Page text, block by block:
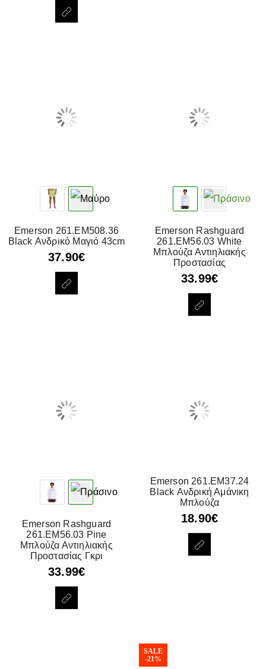
Emerson 261.EM508.36
Black Ανδρικό Μαγιό 43cm
37.90€
Emerson Rashguard
261.EM56.03 White
Μπλούζα Αντιηλιακής
Προστασίας
33.99€
Emerson Rashguard
261.EM56.03 Pine
Μπλούζα Αντιηλιακής
Προστασίας Γκρι
33.99€
Emerson 261.EM37.24
Black Ανδρική Αμάνικη
Μπλούζα
18.90€
SALE
-21%